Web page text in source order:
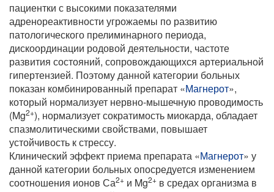
пациентки с высокими показателями
адренореактивности угрожаемы по развитию
патологического прелиминарного периода,
дискоординации родовой деятельности, частоте
развития состояний, сопровождающихся артериальной
гипертензией. Поэтому данной категории больных
показан комбинированный препарат «Магнерот»,
который нормализует нервно-мышечную проводимость
(Mg2+), нормализует сократимость миокарда, обладает
спазмолитическими свойствами, повышает
устойчивость к стрессу.
Клинический эффект приема препарата «Магнерот» у
данной категории больных опосредуется изменением
соотношения ионов Са2+ и Mg2+ в средах организма в